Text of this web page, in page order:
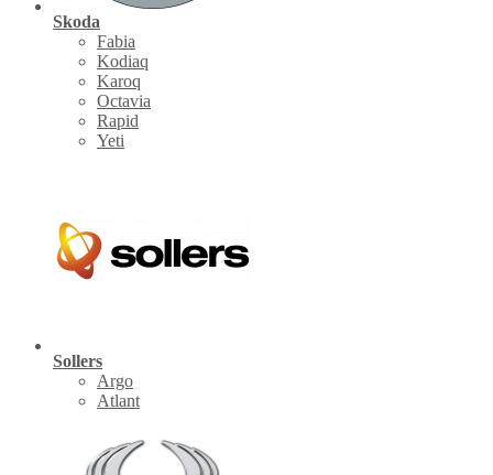
Skoda
Fabia
Kodiaq
Karoq
Octavia
Rapid
Yeti
Sollers
Argo
Atlant